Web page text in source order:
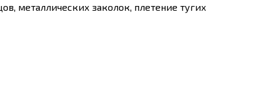
металлических заколок, плетение тугих